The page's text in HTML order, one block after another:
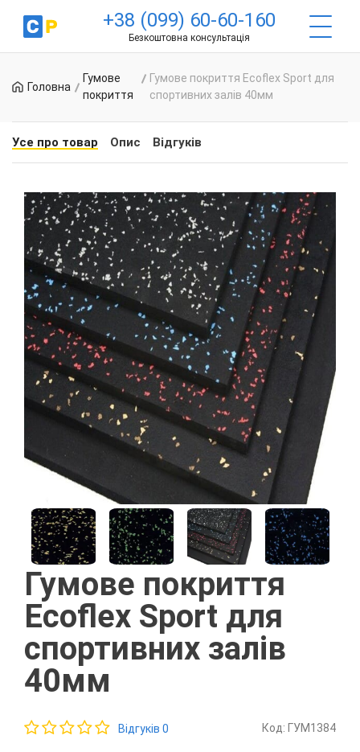
+38 (099) 60-60-160
Безкоштовна консультація
Головна
Гумове
покриття
Гумове покриття Ecoflex Sport для
спортивних залів 40мм
Усе про товар Опис Відгуків
Гумове покриття
Ecoflex Sport для
спортивних залів
40мм
Відгуків 0 Код: ГУМ1384